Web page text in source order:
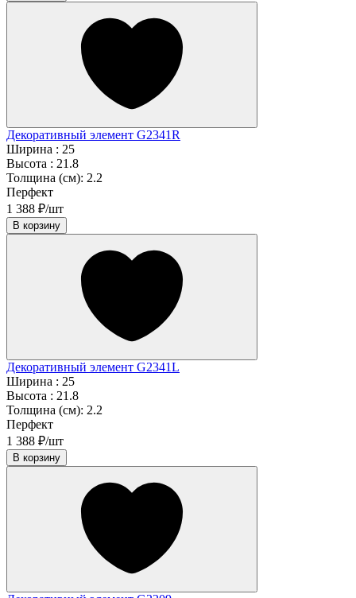
Декоративный элемент G2341R
Ширина : 25
Высота : 21.8
Толщина (см): 2.2
Перфект
1 388 ₽/шт
В корзину
Декоративный элемент G2341L
Ширина : 25
Высота : 21.8
Толщина (см): 2.2
Перфект
1 388 ₽/шт
В корзину